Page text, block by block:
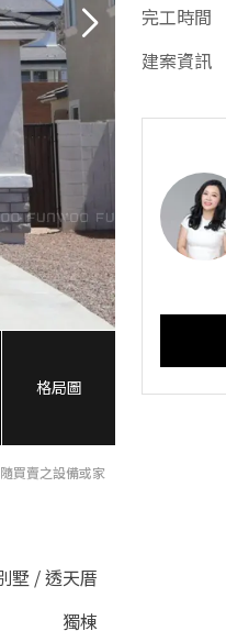
格局圖
買賣之設備或家
墅 / 透天厝
獨棟
完工時間
建案資訊